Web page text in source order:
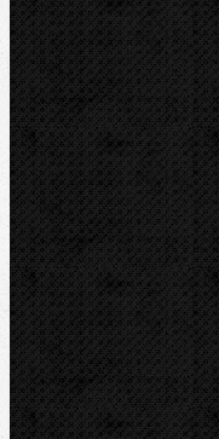
Příslušenství
Transportní boxy
Značky
BernzOmatiC
CBC
NIPO